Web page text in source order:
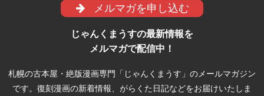
メルマガを申し込む
じゃんくまうすの最新情報を
メルマガで配信中！
札幌の古本屋・絶版漫画専門「じゃんくまうす」のメールマガジン
です。復刻漫画の新着情報、がらくた日記などをお届けいたしま